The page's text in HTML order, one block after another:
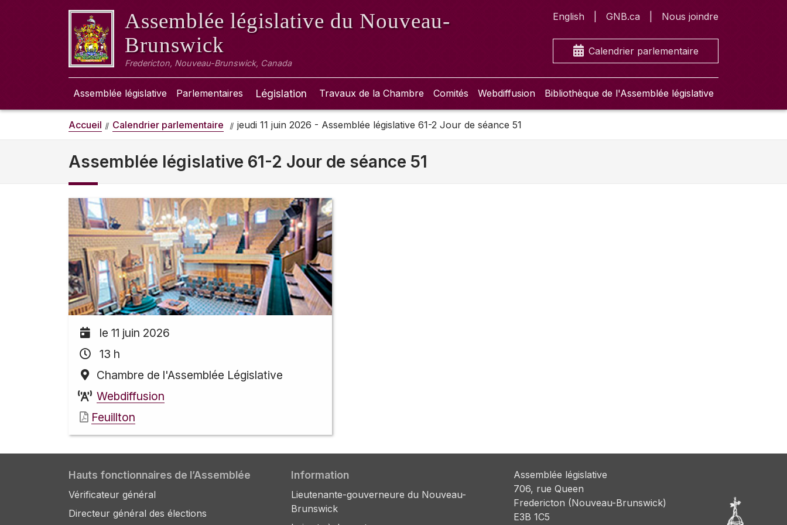
Assemblée législative du Nouveau-
Brunswick
Fredericton, Nouveau-Brunswick, Canada
English GNB.ca Nous joindre
Calendrier parlementaire
Assemblée législative Parlementaires Législation Travaux de la Chambre Comités Webdiffusion Bibliothèque de l'Assemblée législative
Accueil Calendrier parlementaire jeudi 11 juin 2026 - Assemblée législative 61-2 Jour de séance 51
Assemblée législative 61-2 Jour de séance 51
le 11 juin 2026
13 h
Chambre de l'Assemblée Législative
Webdiffusion
Feuillton
Hauts fonctionnaires de l’Assemblée
Vérificateur général
Directeur général des élections
Information
Lieutenante-gouverneure du Nouveau-
Brunswick
Assemblée législative
706, rue Queen
Fredericton (Nouveau-Brunswick)
E3B 1C5